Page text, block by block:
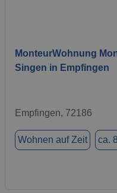
MonteurWohnung
Singen in Empfingen
Empfingen, 72186
Wohnen auf Zeit ca.